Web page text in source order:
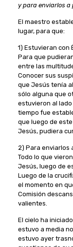
y para enviarlos a
El maestro
lugar, para que:
1) Estuvieran con
Para que
entre las
Conocer sus
que Jesús tenía
sólo alguna que
estuvieron al
tiempo fue
que luego de
Jesús, pudiera
2) Para enviarlos
Todo lo que
Jesús, luego de
Luego de la
el momento en
Comisión
valientes.
El cielo ha
estuvo a media
estuvo ayer